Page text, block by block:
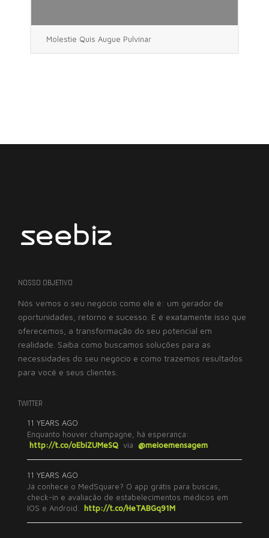
Molestie Quis Augue Pulvinar
NOSSO OBJETIVO
Nós vemos o seu negócio como ele é: um gerador de
oportunidades, retorno e sucesso. E é exatamente isso que
oferecemos, a transformação do seu potencial em
realidade. Saiba como buscamos soluções para as
necessidades do seu negócio e como trazemos resultados
para você e seus clientes.
TWITTER
11 YEARS AGO
Enquanto houver champagne, há esperança:
http://t.co/oEbiZUMeSQ via @meioemensagem
11 YEARS AGO
Já conhece o MedSquare? O app grátis para buscas,
check-in e avaliação de estabelecimentos médicos em
IOS e Android. http://t.co/HeTABGq91M